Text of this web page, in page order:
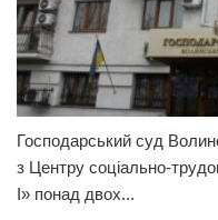
Господарський суд
з Центру соціально-
І» понад двох...